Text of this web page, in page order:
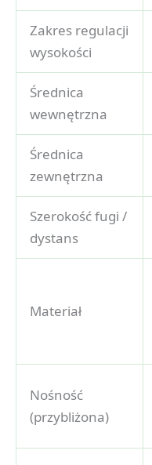
Zakres regulacji
wysokości
Średnica
wewnętrzna
Średnica
zewnętrzna
Szerokość fugi /
dystans
Materiał
Nośność
(przybliżona)